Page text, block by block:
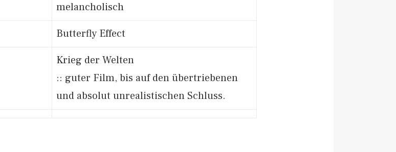
melancholisch
Butterfly Effect
Krieg der Welten
:: guter Film, bis auf den übertriebenen
und absolut unrealistischen Schluss.